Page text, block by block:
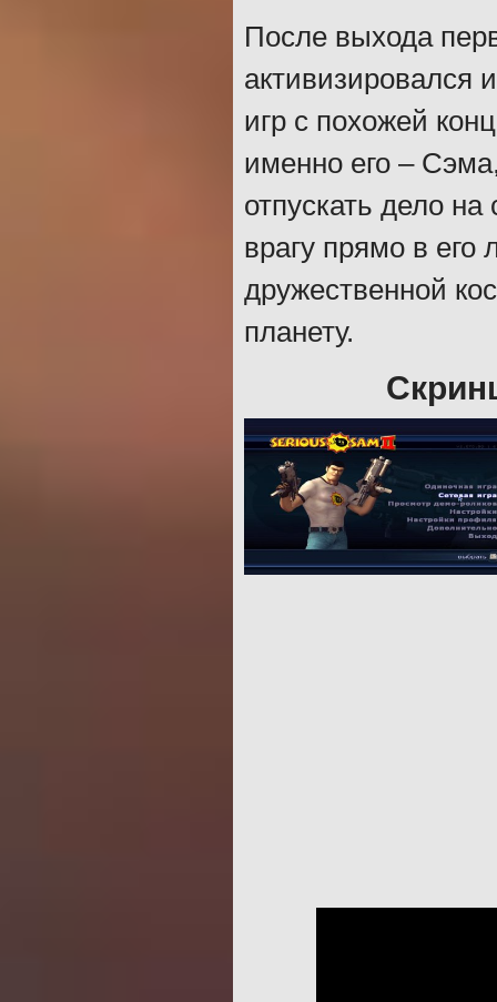
После выхода
активизировался
игр с похожей
именно его –
отпускать дело
врагу прямо в его
дружественной
планету.